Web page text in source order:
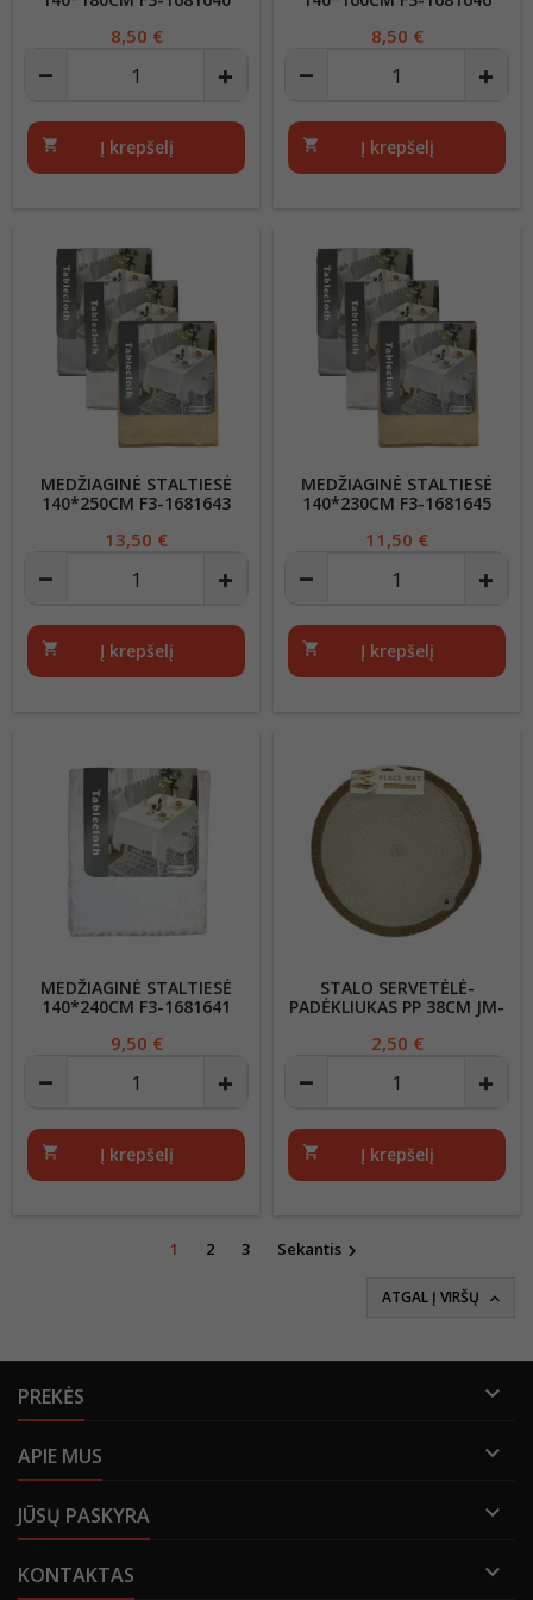
Kaina
8,50 €
shopping_cart Į krepšelį
Kaina
8,50 €
shopping_cart Į krepšelį
MEDŽIAGINĖ STALTIESĖ
140*250CM F3-1681643
Kaina
13,50 €
shopping_cart Į krepšelį
MEDŽIAGINĖ STALTIESĖ
140*230CM F3-1681645
Kaina
11,50 €
shopping_cart Į krepšelį
MEDŽIAGINĖ STALTIESĖ
140*240CM F3-1681641
Kaina
9,50 €
shopping_cart Į krepšelį
STALO SERVETĖLĖ-
PADĖKLIUKAS PP 38CM JM-
Kaina
2,50 €
shopping_cart Į krepšelį
1 2 3 Sekantis 
ATGAL Į VIRŠŲ 
PREKĖS 
APIE MUS 
JŪSŲ PASKYRA 
KONTAKTAS 